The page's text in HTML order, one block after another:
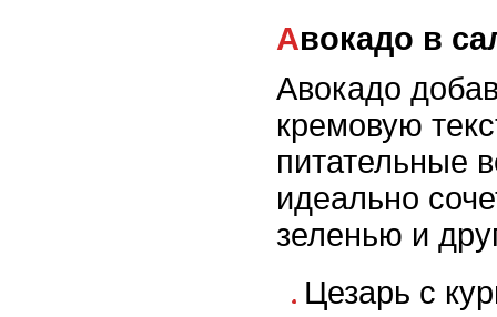
Авокадо в
Авокадо
кремовую
питательные
идеально
зеленью и
Цезарь с